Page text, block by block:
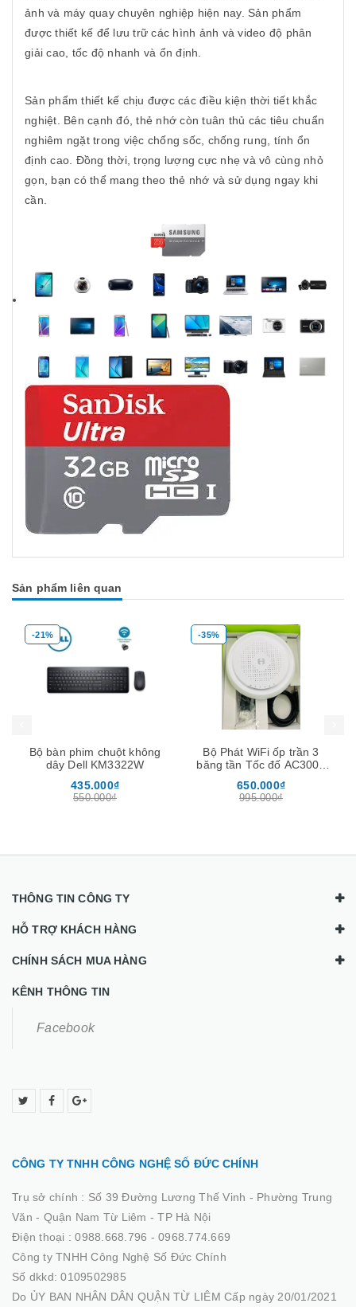
ảnh và máy quay chuyên nghiệp hiện nay. Sản phẩm
được thiết kế để lưu trữ các hình ảnh và video độ phân
giải cao, tốc độ nhanh và ổn định.
Sản phẩm thiết kế chịu được các điều kiện thời tiết khắc
nghiệt. Bên cạnh đó, thẻ nhớ còn tuân thủ các tiêu chuẩn
nghiêm ngặt trong việc chống sốc, chống rung, tính ổn
định cao. Đồng thời, trọng lượng cực nhẹ và vô cùng nhỏ
gọn, bạn có thể mang theo thẻ nhớ và sử dụng ngay khi
cần.
Sản phẩm liên quan
-21%
Bộ bàn phim chuột không
dây Dell KM3322W
435.000₫
550.000₫
-35%
Bộ Phát WiFi ốp trần 3
băng tần Tốc đố AC3000
Homa
650.000₫
995.000₫
Mua hàng
THÔNG TIN CÔNG TY
HỖ TRỢ KHÁCH HÀNG
CHÍNH SÁCH MUA HÀNG
KÊNH THÔNG TIN
Facebook
CÔNG TY TNHH CÔNG NGHỆ SỐ ĐỨC CHÍNH
Trụ sở chính : Số 39 Đường Lương Thế Vinh - Phường Trung
Văn - Quận Nam Từ Liêm - TP Hà Nội
Điện thoại :0988.668.796 - 0968.774.669
Công ty TNHH Công Nghệ Số Đức Chính
Số dkkd: 0109502985
Do ỦY BAN NHÂN DÂN QUẬN TỪ LIÊM Cấp ngày 20/01/2021